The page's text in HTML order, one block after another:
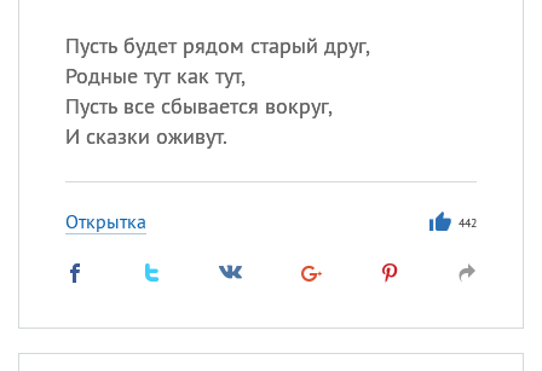
Пусть будет рядом старый друг,
Родные тут как тут,
Пусть все сбывается вокруг,
И сказки оживут.
Открытка 442